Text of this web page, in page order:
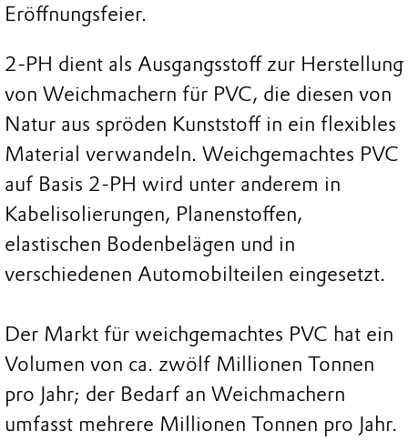
Eröffnungsfeier.
2-PH dient als Ausgangsstoff zur Herstellung
von Weichmachern für PVC, die diesen von
Natur aus spröden Kunststoff in ein flexibles
Material verwandeln. Weichgemachtes PVC
auf Basis 2-PH wird unter anderem in
Kabelisolierungen, Planenstoffen,
elastischen Bodenbelägen und in
verschiedenen Automobilteilen eingesetzt.
Der Markt für weichgemachtes PVC hat ein
Volumen von ca. zwölf Millionen Tonnen
pro Jahr; der Bedarf an Weichmachern
umfasst mehrere Millionen Tonnen pro Jahr.